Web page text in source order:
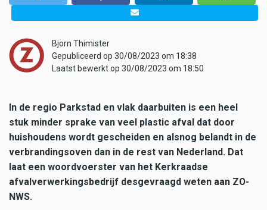
Bjorn Thimister
Gepubliceerd op 30/08/2023 om 18:38
Laatst bewerkt op 30/08/2023 om 18:50
In de regio Parkstad en vlak daarbuiten is een heel
stuk minder sprake van veel plastic afval dat door
huishoudens wordt gescheiden en alsnog belandt in de
verbrandingsoven dan in de rest van Nederland. Dat
laat een woordvoerster van het Kerkraadse
afvalverwerkingsbedrijf desgevraagd weten aan ZO-
NWS.